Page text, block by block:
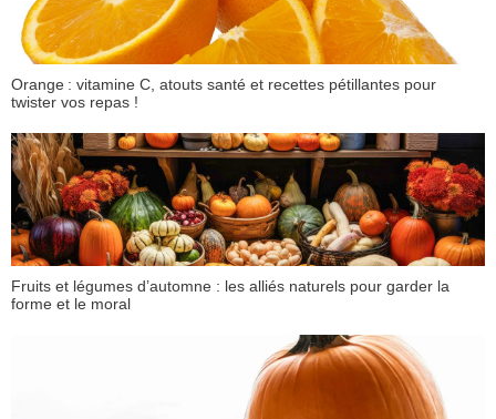
Orange : vitamine C, atouts santé et recettes pétillantes pour
twister vos repas !
Fruits et légumes d’automne : les alliés naturels pour garder la
forme et le moral